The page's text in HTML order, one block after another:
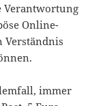
Verantwortung
Online-
Verständnis
immer